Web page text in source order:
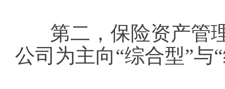
第二，保险资产管
公司为主向“综合型”与